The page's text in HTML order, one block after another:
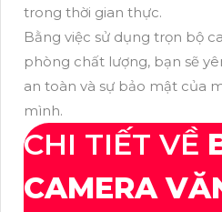
trong thời gian thực.
Bằng việc sử dụng trọn bộ
phòng chất lượng, bạn sẽ
an toàn và sự bảo mật của
mình.
CHI TIẾT VỀ
CAMERA